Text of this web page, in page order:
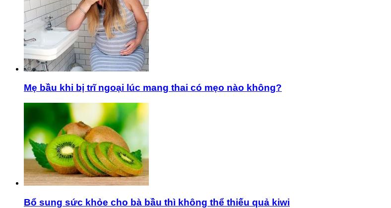
Mẹ bầu khi bị trĩ ngoại lúc mang thai có mẹo nào không?
Bổ sung sức khỏe cho bà bầu thì không thể thiếu quả kiwi